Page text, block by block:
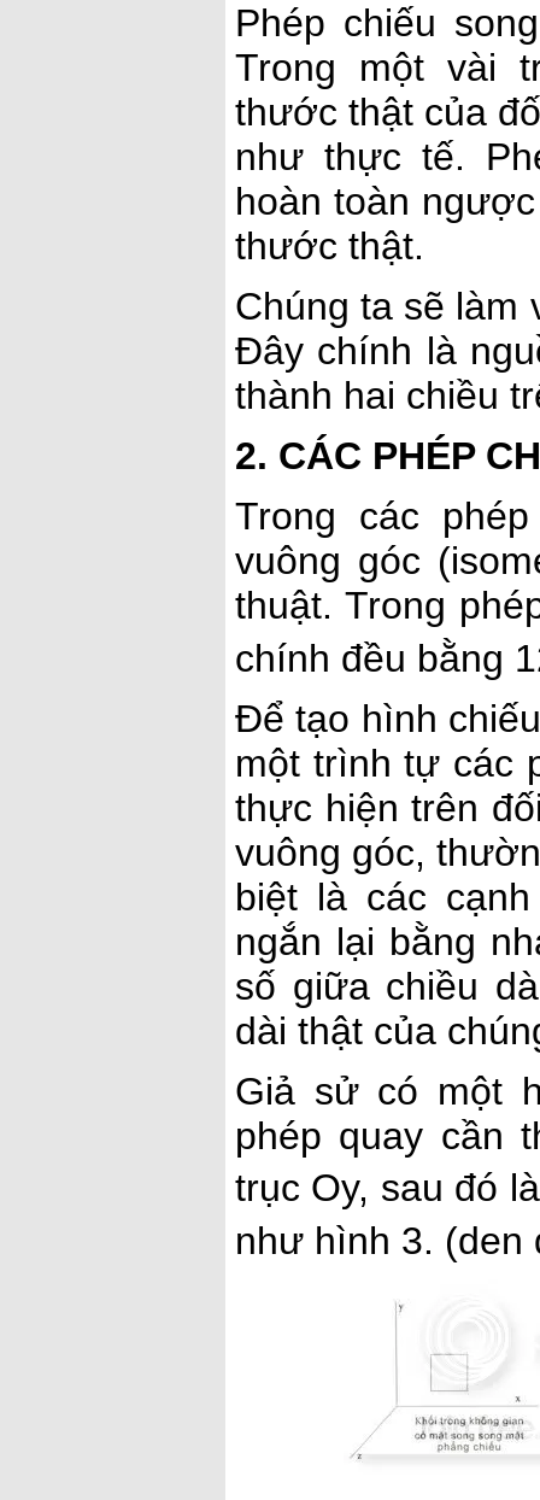
Phép chiếu
Trong một vài
thước thật của
như thực tế.
hoàn toàn
thước thật.
Chúng ta sẽ làm
Đây chính là
thành hai chiều
2. CÁC PHÉP
Trong các
vuông góc
thuật. Trong
chính đều bằng
Để tạo hình
một trình tự các
thực hiện trên
vuông góc,
biệt là các
ngắn lại bằng
số giữa chiều
dài thật của
Giả sử có một
phép quay cần
trục Oy, sau đó
như hình 3. (den